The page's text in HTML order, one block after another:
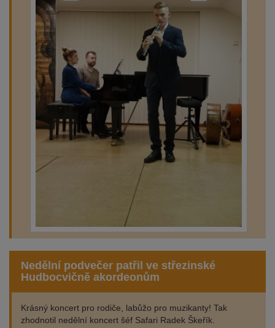
Nedělní podvečer patřil ve střezinské
Hudbocvičně akordeonům
Krásný koncert pro rodiče, labůžo pro muzikanty! Tak
zhodnotil nedělní koncert šéf Safari Radek Škeřík.